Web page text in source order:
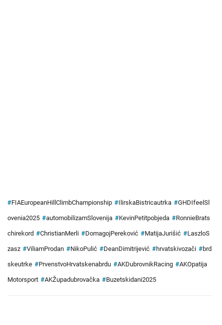
#FIAEuropeanHillClimbChampionship #IlirskaBistricautrka #GHDIfeelSl
ovenia2025 #automobilizamSlovenija #KevinPetitpobjeda #RonnieBrats
chirekord #ChristianMerli #DomagojPereković #MatijaJurišić #LaszloS
zasz #ViliamProdan #NikoPulić #DeanDimitrijević #hrvatskivozači #brd
skeutrke #PrvenstvoHrvatskenabrdu #AKDubrovnikRacing #AKOpatija
Motorsport #AKŽupadubrovačka #Buzetskidani2025